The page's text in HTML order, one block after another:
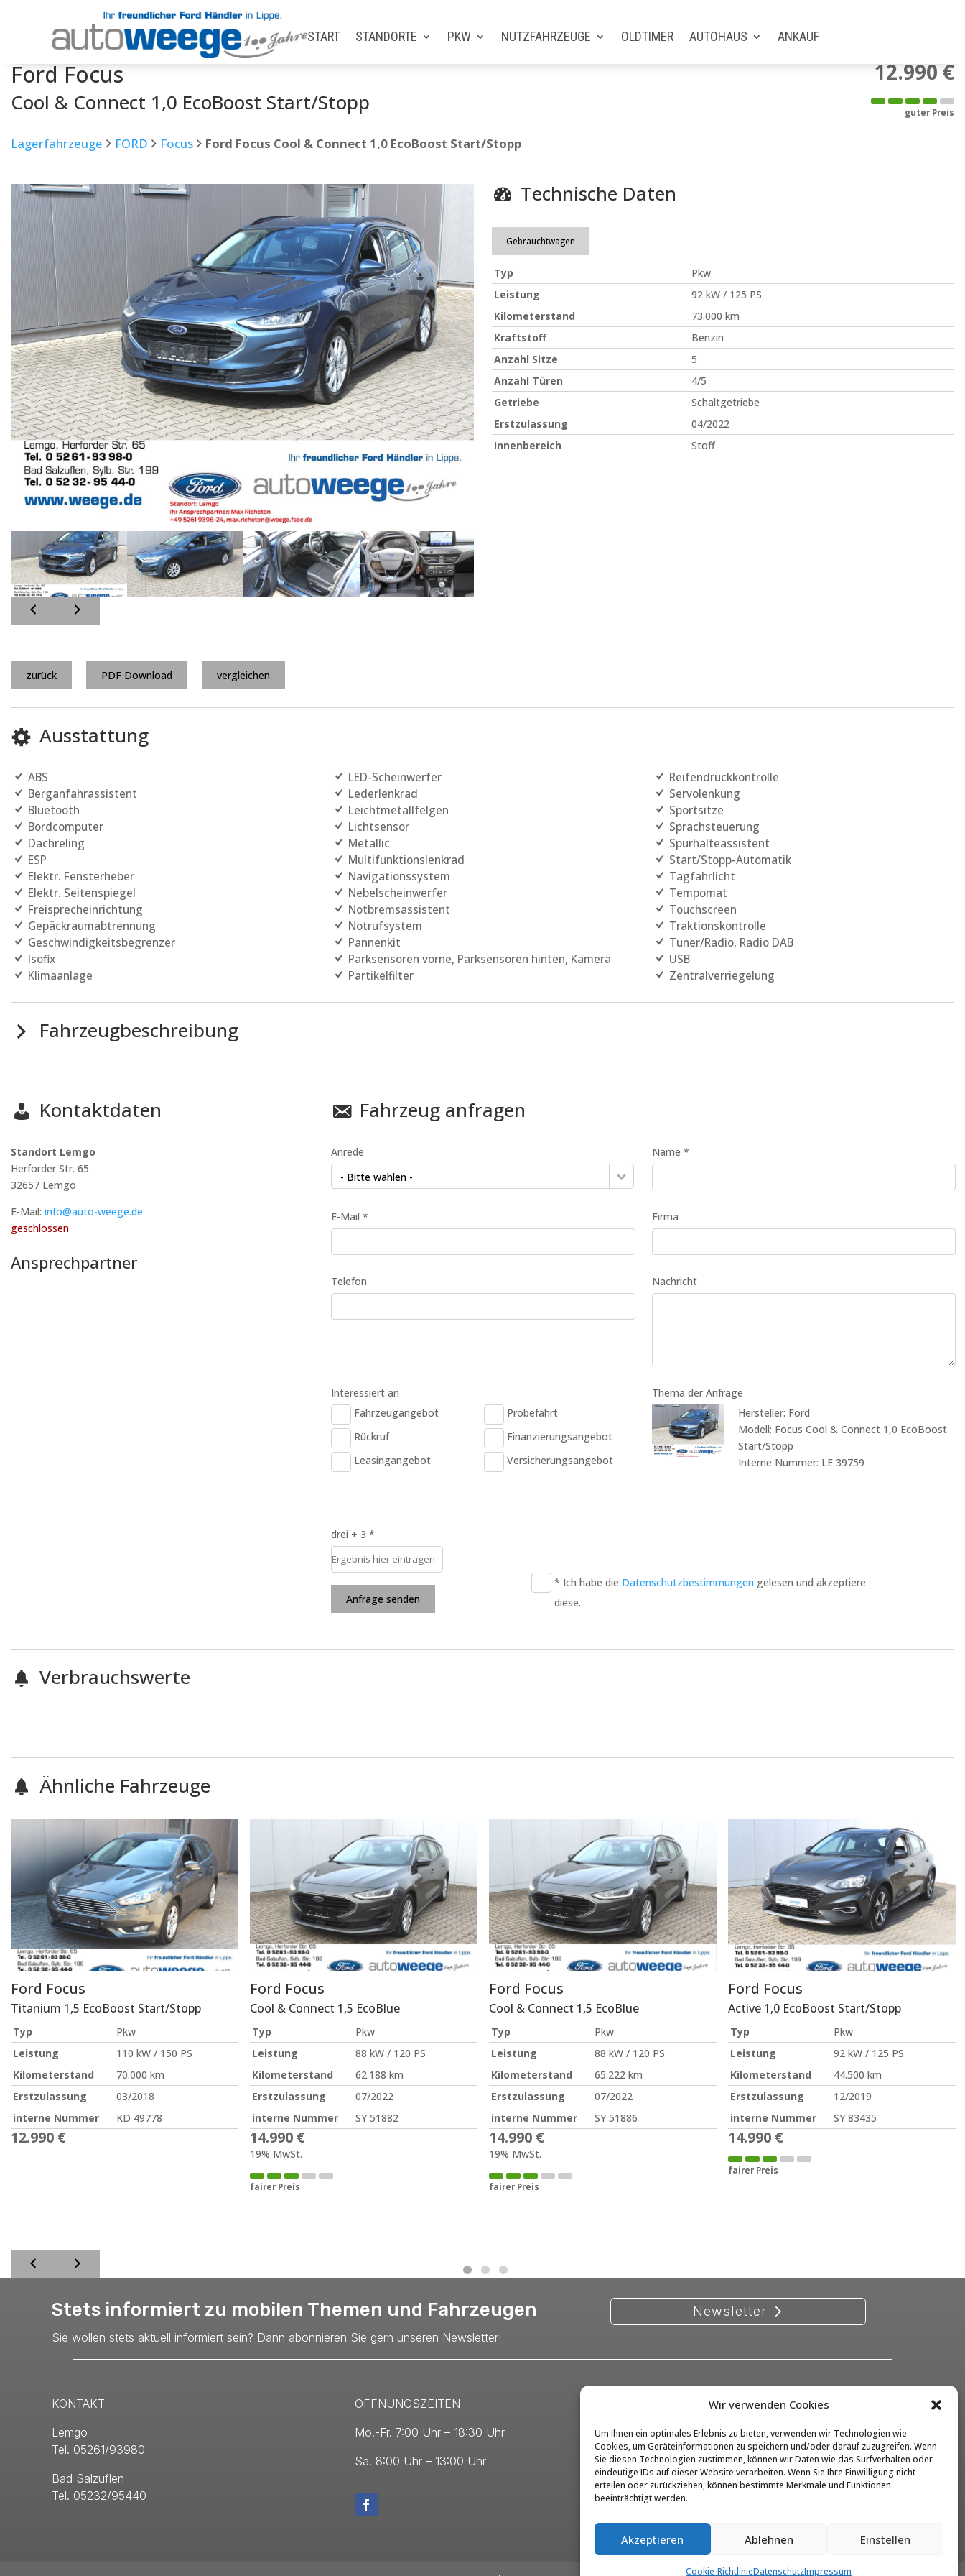
Wir verwenden Cookies
Um Ihnen ein optimales Erlebnis zu bieten, verwenden wir Technologien wie
Cookies, um Geräteinformationen zu speichern und/oder darauf zuzugreifen. Wenn
Sie diesen Technologien zustimmen, können wir Daten wie das Surfverhalten oder
eindeutige IDs auf dieser Website verarbeiten. Wenn Sie Ihre Einwilligung nicht
erteilen oder zurückziehen, können bestimmte Merkmale und Funktionen
beeinträchtigt werden.
Akzeptieren Ablehnen Einstellen
Cookie-RichtlinieDatenschutzImpressum
START STANDORTE PKW NUTZFAHRZEUGE OLDTIMER AUTOHAUS ANKAUF
FordFocus
Cool & Connect 1,0 EcoBoost Start/Stopp
12.990 €
guter Preis
Lagerfahrzeuge FORD Focus Ford Focus Cool & Connect 1,0 EcoBoost Start/Stopp
Technische Daten
Gebrauchtwagen
Typ
Pkw
Leistung
92 kW / 125 PS
Kilometerstand
73.000 km
Kraftstoff
Benzin
Anzahl Sitze
5
Anzahl Türen
4/5
Getriebe
Schaltgetriebe
Erstzulassung
04/2022
Innenbereich
Stoff
zurück PDF Download vergleichen
Ausstattung
ABS
Berganfahrassistent
Bluetooth
Bordcomputer
Dachreling
ESP
Elektr. Fensterheber
Elektr. Seitenspiegel
Freisprecheinrichtung
Gepäckraumabtrennung
Geschwindigkeitsbegrenzer
Isofix
Klimaanlage
LED-Scheinwerfer
Lederlenkrad
Leichtmetallfelgen
Lichtsensor
Metallic
Multifunktionslenkrad
Navigationssystem
Nebelscheinwerfer
Notbremsassistent
Notrufsystem
Pannenkit
Parksensoren vorne, Parksensoren hinten, Kamera
Partikelfilter
Reifendruckkontrolle
Servolenkung
Sportsitze
Sprachsteuerung
Spurhalteassistent
Start/Stopp-Automatik
Tagfahrlicht
Tempomat
Touchscreen
Traktionskontrolle
Tuner/Radio, Radio DAB
USB
Zentralverriegelung
Fahrzeugbeschreibung
Kontaktdaten
Standort Lemgo
Herforder Str. 65
32657 Lemgo
E-Mail: info@auto-weege.de
geschlossen
Ansprechpartner
Fahrzeug anfragen
Anrede
- Bitte wählen -
Name *
E-Mail * Firma
Telefon Nachricht
Interessiert an
Fahrzeugangebot
Probefahrt
Rückruf
Finanzierungsangebot
Leasingangebot
Versicherungsangebot
Thema der Anfrage
Hersteller: Ford
Modell: Focus Cool & Connect 1,0 EcoBoost
Start/Stopp
Interne Nummer: LE 39759
drei + 3 *
Anfrage senden
* Ich habe die Datenschutzbestimmungen gelesen und akzeptiere
diese.
Verbrauchswerte
Ähnliche Fahrzeuge
Ford Focus
Titanium 1,5 EcoBoost Start/Stopp
Typ
Pkw
Leistung
110 kW / 150 PS
Kilometerstand
70.000 km
Erstzulassung
03/2018
interne Nummer
KD 49778
12.990 €
Ford Focus
Cool & Connect 1,5 EcoBlue
Typ
Pkw
Leistung
88 kW / 120 PS
Kilometerstand
62.188 km
Erstzulassung
07/2022
interne Nummer
SY 51882
14.990 €
19% MwSt.
fairer Preis
Ford Focus
Cool & Connect 1,5 EcoBlue
Typ
Pkw
Leistung
88 kW / 120 PS
Kilometerstand
65.222 km
Erstzulassung
07/2022
interne Nummer
SY 51886
14.990 €
19% MwSt.
fairer Preis
Ford Focus
Active 1,0 EcoBoost Start/Stopp
Typ
Pkw
Leistung
92 kW / 125 PS
Kilometerstand
44.500 km
Erstzulassung
12/2019
interne Nummer
SY 83435
14.990 €
fairer Preis
Stets informiert zu mobilen Themen und Fahrzeugen
Sie wollen stets aktuell informiert sein? Dann abonnieren Sie gern unseren Newsletter!
Newsletter
KONTAKT
Lemgo
Tel. 05261/93980
Bad Salzuflen
Tel. 05232/95440
ÖFFNUNGSZEITEN
Mo.-Fr. 7:00 Uhr – 18:30 Uhr
Sa. 8:00 Uhr – 13:00 Uhr
Kontakt
Impressum
Datenschutz
Barrierefreiheit